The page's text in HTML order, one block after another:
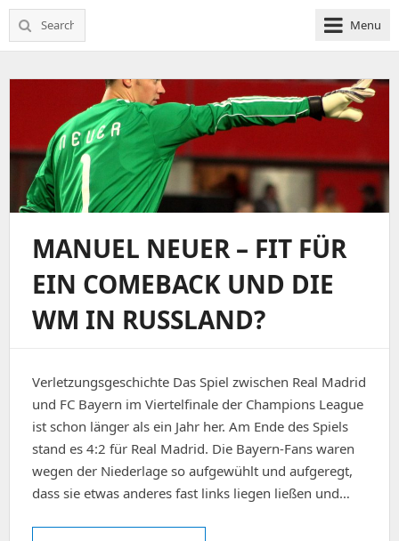
Search
for:
Menu
MANUEL NEUER – FIT FÜR
EIN COMEBACK UND DIE
WM IN RUSSLAND?
Verletzungsgeschichte Das Spiel zwischen Real Madrid
und FC Bayern im Viertelfinale der Champions League
ist schon länger als ein Jahr her. Am Ende des Spiels
stand es 4:2 für Real Madrid. Die Bayern-Fans waren
wegen der Niederlage so aufgewühlt und aufgeregt,
dass sie etwas anderes fast links liegen ließen und…